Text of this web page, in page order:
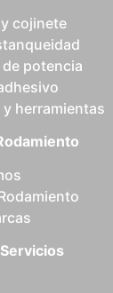
cojinete
potencia
herramientas